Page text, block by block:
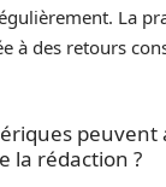
La
à des retours
peuvent
la rédaction ?